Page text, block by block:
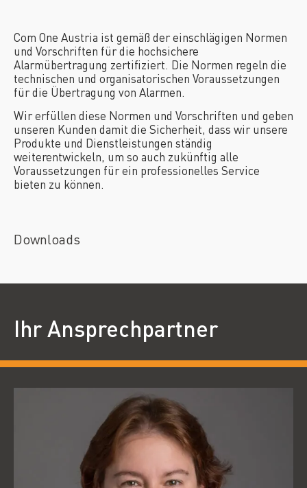
Downloads
Com One Austria ist gemäß der einschlägigen Normen
und Vorschriften für die hochsichere
Alarmübertragung zertifiziert. Die Normen regeln die
technischen und organisatorischen Voraussetzungen
für die Übertragung von Alarmen.
Wir erfüllen diese Normen und Vorschriften und geben
unseren Kunden damit die Sicherheit, dass wir unsere
Produkte und Dienstleistungen ständig
weiterentwickeln, um so auch zukünftig alle
Voraussetzungen für ein professionelles Service
bieten zu können.
Ihr Ansprechpartner